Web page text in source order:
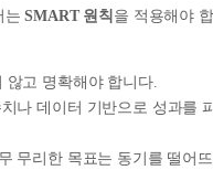
는SMART 원칙 을 적용해야 합
않고 명확해야 합니다.
나 데이터 기반으로 성과를
무리한 목표는 동기를 떨어뜨